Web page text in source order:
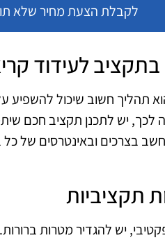
לקבלת הצעת מחיר שלא
לעידוד
תהליך חשוב שיכול
לכך, יש לתכנן תקציב חכם
בצרכים ובאינטרסים של
תקציביות
יש להגדיר מטרות